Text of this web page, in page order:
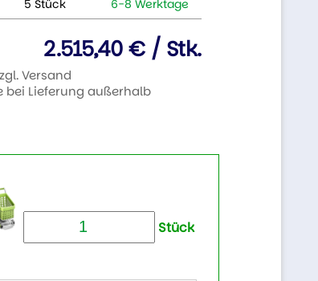
5 Stück 6-8 Werktage
2.515,40 € / Stk.
Versand
bei Lieferung außerhalb
Stück